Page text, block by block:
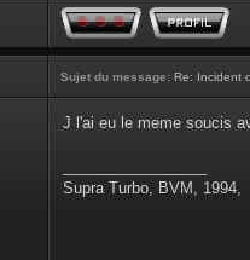
Sujet du message: Re: Incident
J l'ai eu le meme soucis
Supra Turbo, BVM, 1994,